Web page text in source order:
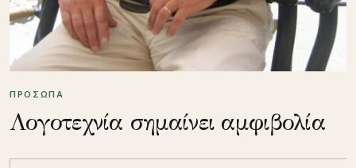
ΠΡΟΣΩΠΑ
Λογοτεχνία σημαίνει αμφιβολία